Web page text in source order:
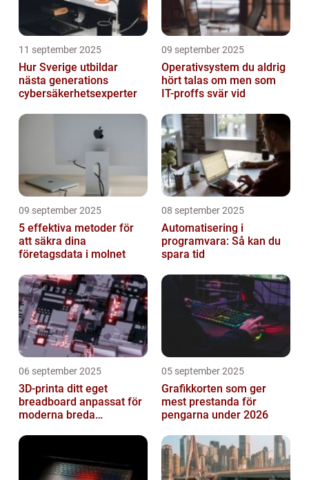
11 september 2025
Hur Sverige utbildar
nästa generations
cybersäkerhetsexperter
09 september 2025
Operativsystem du aldrig
hört talas om men som
IT-proffs svär vid
09 september 2025
5 effektiva metoder för
att säkra dina
företagsdata i molnet
08 september 2025
Automatisering i
programvara: Så kan du
spara tid
06 september 2025
3D-printa ditt eget
breadboard anpassat för
moderna breda
05 september 2025
Grafikkorten som ger
mest prestanda för
pengarna under 2026